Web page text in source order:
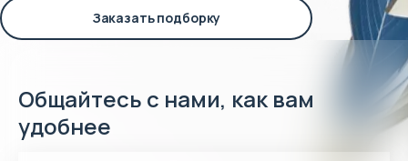
Заказать подборку
Общайтесь с нами, как вам
удобнее